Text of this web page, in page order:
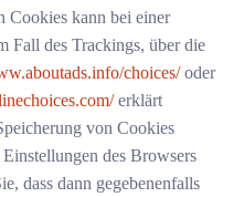
Cookies kann bei einer
Fall des Trackings, über die
choices/oder
erklärt
von Cookies
des Browsers
dass dann gegebenenfalls